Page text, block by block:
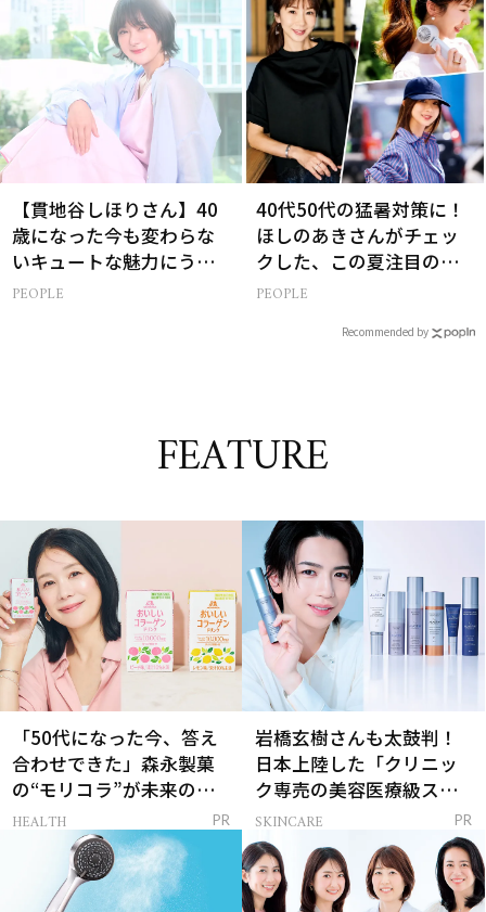
【貫地谷しほりさん】40
歳になった今も変わらな
いキュートな魅力にうっ
とり【美ST限定画像】
PEOPLE
40代50代の猛暑対策に！
ほしのあきさんがチェッ
クした、この夏注目の暑
さ対策グッズ3選
PEOPLE
Recommended by
FEATURE
「50代になった今、答え
合わせできた」森永製菓
の“モリコラ”が未来のキ
レイを連れてくる！
HEALTH PR
岩橋玄樹さんも太鼓判！
日本上陸した「クリニッ
ク専売の美容医療級スキ
ンケア」
SKINCARE PR